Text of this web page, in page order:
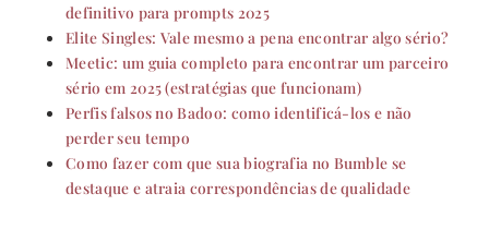
definitivo para prompts 2025
Elite Singles: Vale mesmo a pena encontrar algo sério?
Meetic: um guia completo para encontrar um parceiro
sério em 2025 (estratégias que funcionam)
Perfis falsos no Badoo: como identificá-los e não
perder seu tempo
Como fazer com que sua biografia no Bumble se
destaque e atraia correspondências de qualidade